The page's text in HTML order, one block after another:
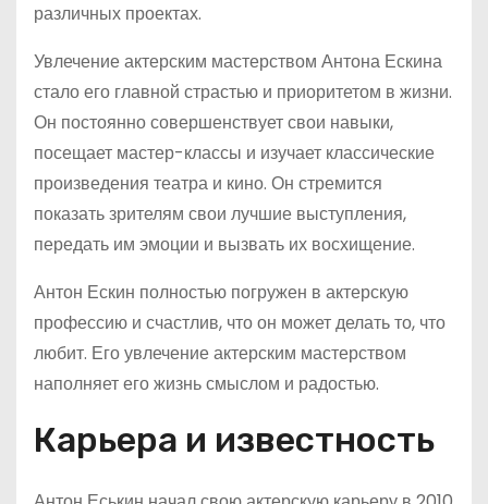
различных проектах.
Увлечение актерским мастерством Антона Ескина
стало его главной страстью и приоритетом в жизни.
Он постоянно совершенствует свои навыки,
посещает мастер-классы и изучает классические
произведения театра и кино. Он стремится
показать зрителям свои лучшие выступления,
передать им эмоции и вызвать их восхищение.
Антон Ескин полностью погружен в актерскую
профессию и счастлив, что он может делать то, что
любит. Его увлечение актерским мастерством
наполняет его жизнь смыслом и радостью.
Карьера и известность